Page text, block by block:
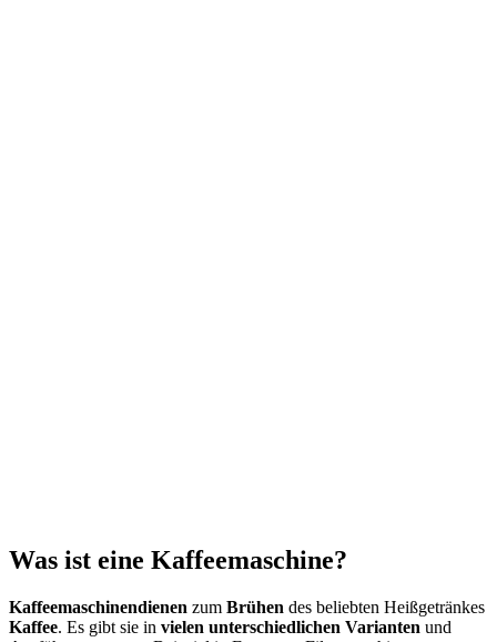
Was ist eine Kaffeemaschine?
Kaffeemaschinendienen zum Brühen des beliebten Heißgetränkes
Kaffee. Es gibt sie in vielen unterschiedlichen Varianten und